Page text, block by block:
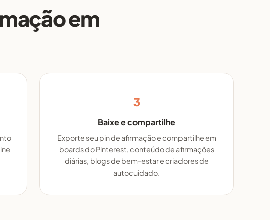
em
3
Baixe e compartilhe
Exporte seu pin de afirmação e compartilhe em
boards do Pinterest, conteúdo de afirmações
diárias, blogs de bem-estar e criadores de
autocuidado.